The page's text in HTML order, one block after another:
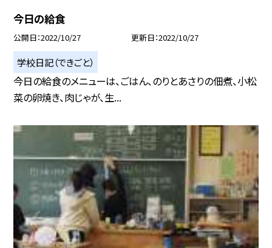
今日の給食
公開日 2022/10/27 更新日 2022/10/27
学校日記（できごと）
今日の給食のメニューは、ごはん、のりとあさりの佃煮、小松
菜の卵焼き、肉じゃが、生...